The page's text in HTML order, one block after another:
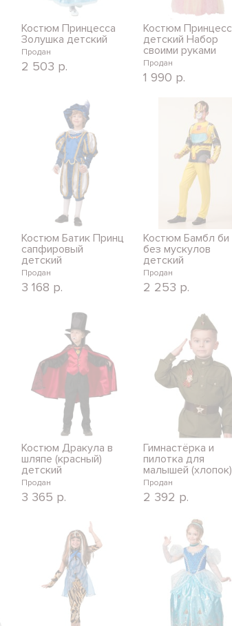
Костюм Принцесса
Золушка детский
Продан
2 503 р.
Костюм
детский Набор
своими руками
Продан
1 990 р.
Костюм Батик Принц
сапфировый
детский
Продан
3 168 р.
Костюм Бамбл би
без мускулов
детский
Продан
2 253 р.
Костюм Дракула в
шляпе (красный)
детский
Продан
3 365 р.
Гимнастёрка и
пилотка для
малышей (хлопок)
Продан
2 392 р.